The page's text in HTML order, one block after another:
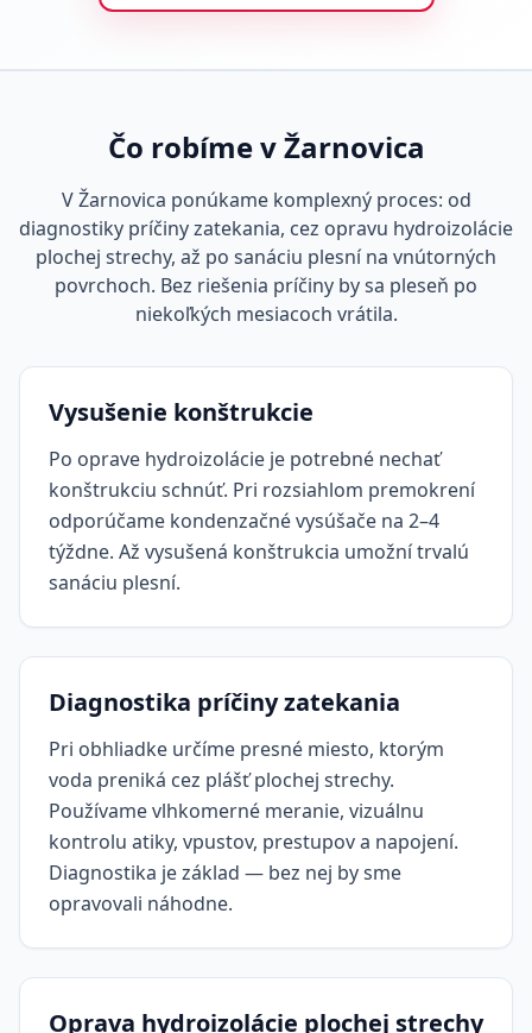
Čo robíme v Žarnovica
V Žarnovica ponúkame komplexný proces: od
diagnostiky príčiny zatekania, cez opravu hydroizolácie
plochej strechy, až po sanáciu plesní na vnútorných
povrchoch. Bez riešenia príčiny by sa pleseň po
niekoľkých mesiacoch vrátila.
Vysušenie konštrukcie
Po oprave hydroizolácie je potrebné nechať
konštrukciu schnúť. Pri rozsiahlom premokrení
odporúčame kondenzačné vysúšače na 2–4
týždne. Až vysušená konštrukcia umožní trvalú
sanáciu plesní.
Diagnostika príčiny zatekania
Pri obhliadke určíme presné miesto, ktorým
voda preniká cez plášť plochej strechy.
Používame vlhkomerné meranie, vizuálnu
kontrolu atiky, vpustov, prestupov a napojení.
Diagnostika je základ — bez nej by sme
opravovali náhodne.
Oprava hydroizolácie plochej strechy